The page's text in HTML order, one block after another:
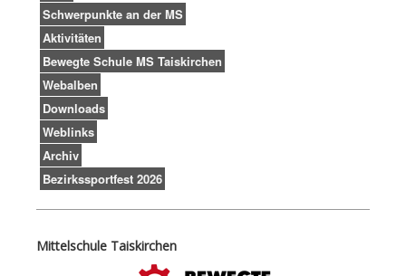
Schwerpunkte an der MS
Aktivitäten
Bewegte Schule MS Taiskirchen
Webalben
Downloads
Weblinks
Archiv
Bezirkssportfest 2026
Mittelschule Taiskirchen